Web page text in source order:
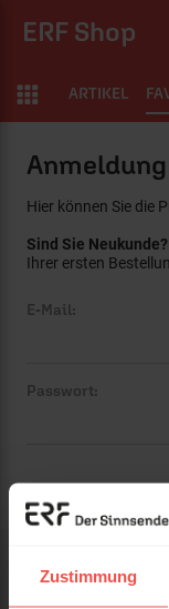
Zustimmung
ERF Shop
ARTIKEL
Anmeldung
Hier können Sie die
Sind Sie Neukunde?
Ihrer ersten
E-Mail:
Passwort: